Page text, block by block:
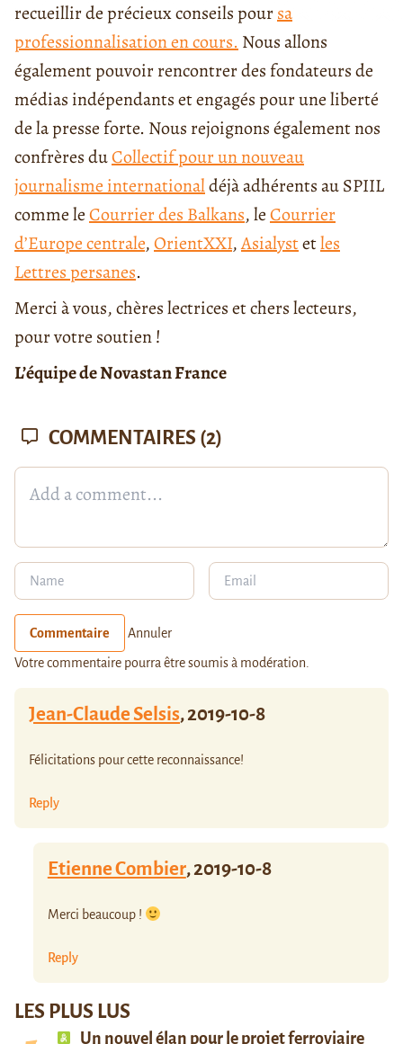
recueillir de précieux conseils poursa
professionnalisation en cours. Nous allons
également pouvoir rencontrer des fondateurs de
médias indépendants et engagés pour une liberté
de la presse forte. Nous rejoignons également nos
confrères duCollectif pour un nouveau
journalisme internationaldéjà adhérents au SPIIL
comme leCourrier des Balkans, leCourrier
d’Europe centrale,OrientXXI,Asialystetles
Lettres persanes.
Merci à vous, chères lectrices et chers lecteurs,
pour votre soutien !
L’équipe de Novastan France
LES PLUS LUS
Un nouvel élan pour le projet ferroviaire
COMMENTAIRES (2)
Commentaire Annuler
Votre commentaire pourra être soumis à modération.
Jean-Claude Selsis,2019-10-8
Félicitations pour cette reconnaissance!
Reply
Etienne Combier,2019-10-8
Merci beaucoup !
Reply